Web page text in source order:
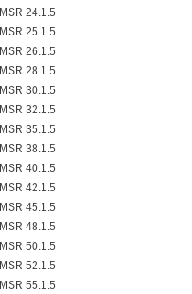
MSR 24.1.5
MSR 25.1.5
MSR 26.1.5
MSR 28.1.5
MSR 30.1.5
MSR 32.1.5
MSR 35.1.5
MSR 38.1.5
MSR 40.1.5
MSR 42.1.5
MSR 45.1.5
MSR 48.1.5
MSR 50.1.5
MSR 52.1.5
MSR 55.1.5